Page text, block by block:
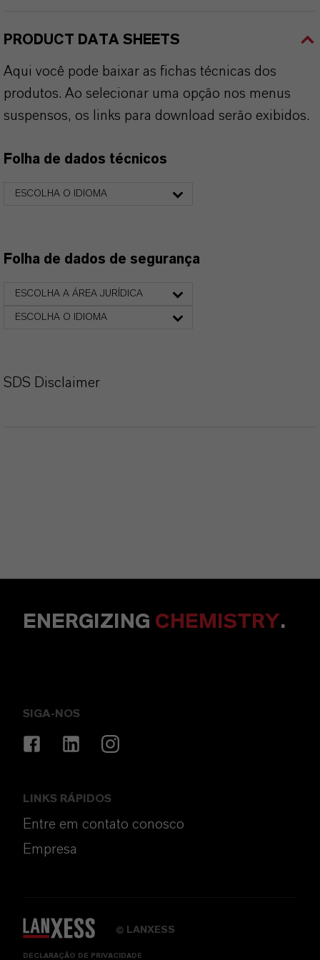
PRODUCT DATA SHEETS
Aqui você pode baixar as fichas técnicas dos
produtos. Ao selecionar uma opção nos menus
suspensos, os links para download serão exibidos.
Folha de dados técnicos
ESCOLHA O IDIOMA
Folha de dados de segurança
ESCOLHA A ÁREA JURÍDICA
ESCOLHA O IDIOMA
SDS Disclaimer
ENERGIZING CHEMISTRY.
SIGA-NOS
LINKS RÁPIDOS
Entre em contato conosco
Empresa
© LANXESS
DECLARAÇÃO DE PRIVACIDADE